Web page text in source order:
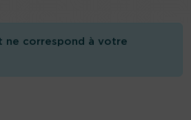
ne correspond à votre